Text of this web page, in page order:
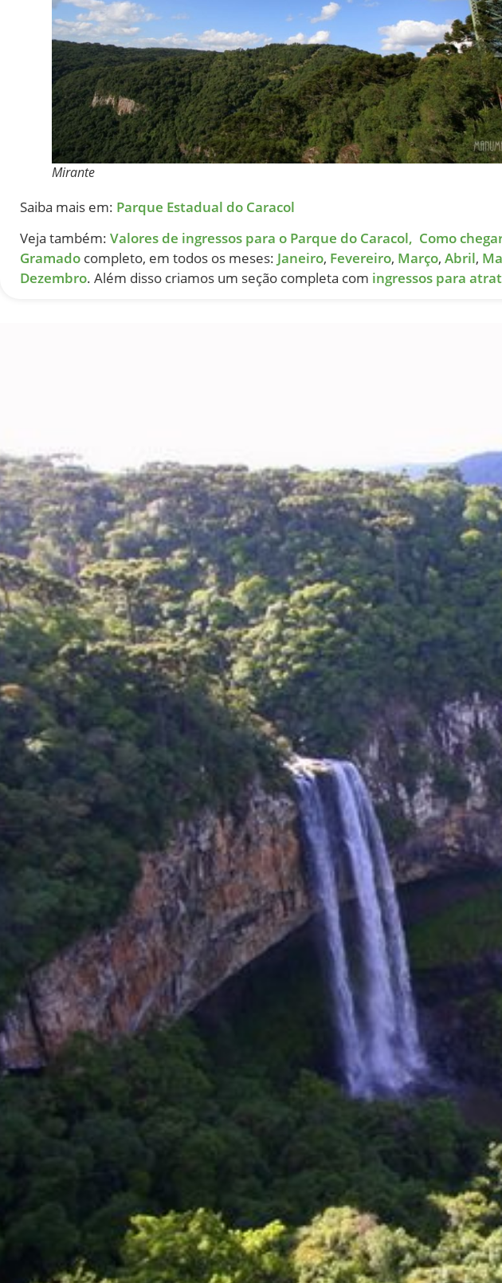
Mirante
Saiba mais em: Parque Estadual do Caracol
Veja também: Valores de ingressos para o Parque do Caracol, Como
Gramado completo, em todos os meses: Janeiro, Fevereiro, Março, Abril,
Dezembro. Além disso criamos um seção completa com ingressos para